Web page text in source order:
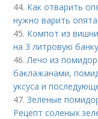
44. Как отварить
нужно варить
45. Компот из
на 3 литровую
46.Лечо из
баклажанами,
уксуса и
47.Зеленые
Рецепт соленых